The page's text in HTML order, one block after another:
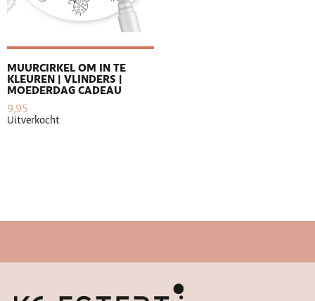
MUURCIRKEL OM IN TE
KLEUREN | VLINDERS |
MOEDERDAG CADEAU
9,95
Uitverkocht